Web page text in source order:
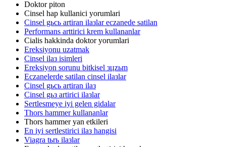
Doktor piton
Cinsel hap kullanici yorumlari
Cinsel gьcь artiran ilaзlar eczanede satilan
Performans arttirici krem kullananlar
Cialis hakkinda doktor yorumlari
Ereksiyonu uzatmak
Cinsel ilaз isimleri
Ereksiyon sorunu bitkisel зцzьm
Eczanelerde satilan cinsel ilaзlar
Cinsel gьcь artiran ilaз
Cinsel gьз artirici ilaзlar
Sertlesmeye iyi gelen gidalar
Thors hammer kullananlar
Thors hammer yan etkileri
En iyi sertlestirici ilaз hangisi
Viagra tьrь ilaзlar